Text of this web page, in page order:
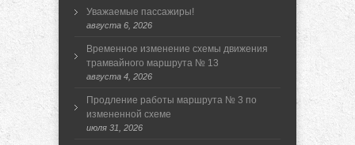
Уважаемые пассажиры!
августа 6, 2026
Временное изменение схемы движения
трамвайного маршрута № 13
августа 4, 2026
Продление работы маршрута № 3 по
измененной схеме
июля 31, 2026